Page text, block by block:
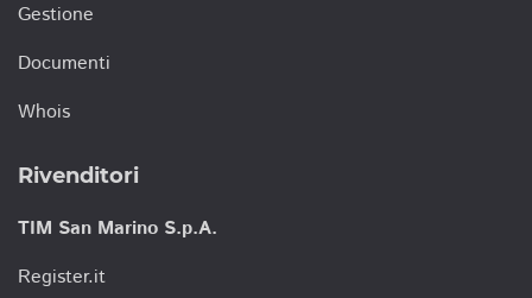
Gestione
Documenti
Whois
Rivenditori
TIM San Marino S.p.A.
Register.it